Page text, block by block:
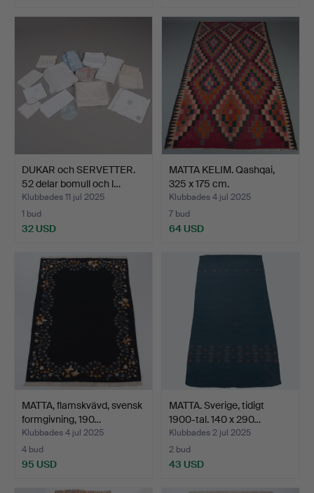
DUKAR och SERVETTER.
52 delar bomull och l…
Klubbades 11 jul 2025
1 bud
32 USD
MATTA KELIM. Qashqai,
325 x 175 cm.
Klubbades 4 jul 2025
7 bud
64 USD
MATTA, flamskvävd, svensk
formgivning, 190…
Klubbades 4 jul 2025
4 bud
95 USD
MATTA. Sverige, tidigt
1900-tal. 140 x 290…
Klubbades 2 jul 2025
2 bud
43 USD